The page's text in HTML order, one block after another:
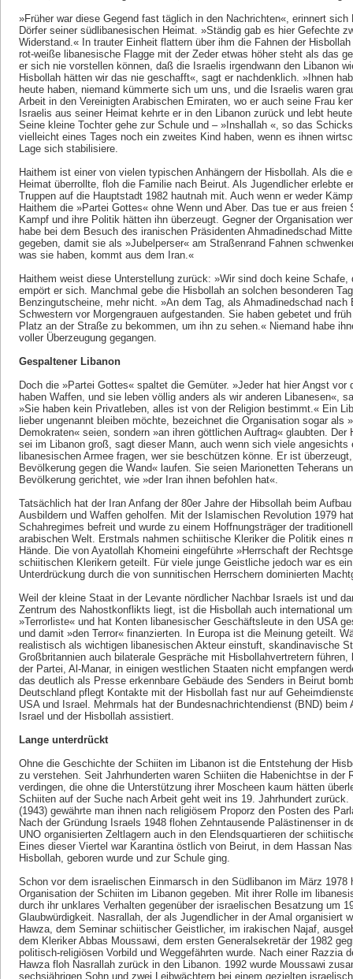
»Früher war diese Gegend fast täglich in den Nachrichten«, erinnert
Dörfer seiner südlibanesischen Heimat. »Ständig gab es hier Gefechte
Widerstand.« In trauter Einheit flattern über ihm die Fahnen der
rot-weiße libanesische Flagge mit der Zeder etwas höher steht als das
er sich nie vorstellen können, daß die Israelis irgendwann den Libanon
Hisbollah hätten wir das nie geschafft«, sagt er nachdenklich. »Ihnen
heute haben, niemand kümmerte sich um uns, und die Israelis waren
Arbeit in den Vereinigten Arabischen Emiraten, wo er auch seine Frau
Israelis aus seiner Heimat kehrte er in den Libanon zurück und lebt
Seine kleine Tochter gehe zur Schule und – »Inshallah «, so das
vielleicht eines Tages noch ein zweites Kind haben, wenn es ihnen
Lage sich stabilisiere.
Haithem ist einer von vielen typischen Anhängern der Hisbollah. Als die
Heimat überrollte, floh die Familie nach Beirut. Als Jugendlicher erlebte
Truppen auf die Hauptstadt 1982 hautnah mit. Auch wenn er weder
Haithem die »Partei Gottes« ohne Wenn und Aber. Das tue er aus
Kampf und ihre Politik hätten ihn überzeugt. Gegner der Organisation
habe bei dem Besuch des iranischen Präsidenten Ahmadinedschad
gegeben, damit sie als »Jubelperser« am Straßenrand Fahnen
was sie haben, kommt aus dem Iran.«
Haithem weist diese Unterstellung zurück: »Wir sind doch keine
empört er sich. Manchmal gebe die Hisbollah an solchen besonderen
Benzingutscheine, mehr nicht. »An dem Tag, als Ahmadinedschad
Schwestern vor Morgengrauen aufgestanden. Sie haben gebetet und
Platz an der Straße zu bekommen, um ihn zu sehen.« Niemand habe
voller Überzeugung gegangen.
Gespaltener Libanon
Doch die »Partei Gottes« spaltet die Gemüter. »Jeder hat hier Angst
haben Waffen, und sie leben völlig anders als wir anderen Libanesen«,
»Sie haben kein Privatleben, alles ist von der Religion bestimmt.« Ein
lieber ungenannt bleiben möchte, bezeichnet die Organisation sogar als
Demokraten« seien, sondern »an ihren göttlichen Auftrag« glaubten.
sei im Libanon groß, sagt dieser Mann, auch wenn sich viele
libanesischen Armee fragen, wer sie beschützen könne. Er ist
Bevölkerung gegen die Wand« laufen. Sie seien Marionetten Teherans
Bevölkerung gerichtet, wie »der Iran ihnen befohlen hat«.
Tatsächlich hat der Iran Anfang der 80er Jahre der Hibsollah beim
Ausbildern und Waffen geholfen. Mit der Islamischen Revolution 1979
Schahregimes befreit und wurde zu einem Hoffnungsträger der
arabischen Welt. Erstmals nahmen schiitische Kleriker die Politik eines
Hände. Die von Ayatollah Khomeini eingeführte »Herrschaft der
schiitischen Klerikern geteilt. Für viele junge Geistliche jedoch war es
Unterdrückung durch die von sunnitischen Herrschern dominierten
Weil der kleine Staat in der Levante nördlicher Nachbar Israels ist und
Zentrum des Nahostkonflikts liegt, ist die Hisbollah auch international
»Terrorliste« und hat Konten libanesischer Geschäftsleute in den USA
und damit »den Terror« finanzierten. In Europa ist die Meinung geteilt.
realistisch als wichtigen libanesischen Akteur einstuft, skandinavische
Großbritannien auch bilaterale Gespräche mit Hisbollahvertretern
der Partei, Al-Manar, in einigen westlichen Staaten nicht empfangen
das deutlich als Presse erkennbare Gebäude des Senders in Beirut
Deutschland pflegt Kontakte mit der Hisbollah fast nur auf
USA und Israel. Mehrmals hat der Bundesnachrichtendienst (BND)
Israel und der Hisbollah assistiert.
Lange unterdrückt
Ohne die Geschichte der Schiiten im Libanon ist die Entstehung der
zu verstehen. Seit Jahrhunderten waren Schiiten die Habenichtse in der
verdingen, die ohne die Unterstützung ihrer Moscheen kaum hätten
Schiiten auf der Suche nach Arbeit geht weit ins 19. Jahrhundert
(1943) gewährte man ihnen nach religiösem Proporz den Posten des
Nach der Gründung Israels 1948 flohen Zehntausende Palästinenser in
UNO organisierten Zeltlagern auch in den Elendsquartieren der
Eines dieser Viertel war Karantina östlich von Beirut, in dem Hassan
Hisbollah, geboren wurde und zur Schule ging.
Schon vor dem israelischen Einmarsch in den Südlibanon im März 1978
Organisation der Schiiten im Libanon gegeben. Mit ihrer Rolle im
durch ihr unklares Verhalten gegenüber der israelischen Besatzung um
Glaubwürdigkeit. Nasrallah, der als Jugendlicher in der Amal organisiert
Hawza, dem Seminar schiitischer Geistlicher, im irakischen Najaf,
dem Kleriker Abbas Moussawi, dem ersten Generalsekretär der 1982
politisch-religiösen Vorbild und Weggefährten wurde. Nach einer Razzia
Hawza floh Nasrallah zurück in den Libanon. 1992 wurde Moussawi
sechsjährigen Sohn und zwei Leibwächtern bei einem gezielten